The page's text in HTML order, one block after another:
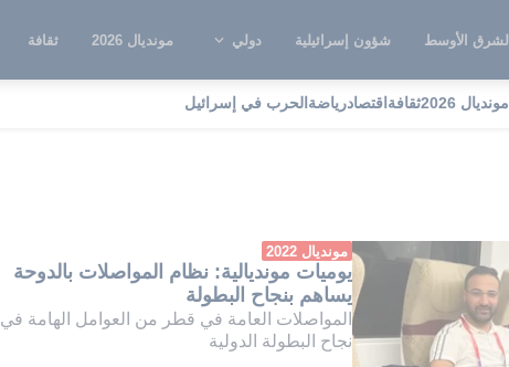
الشرق الأوسط شؤون إسرائيلية دولي مونديال 2026 ثقافة
مونديال 2026 ثقافة اقتصادرياضة الحرب في إسرائيل بطولة دولية
مونديال 2022
يوميات مونديالية: نظام المواصلات بالدوحة
يساهم بنجاح البطولة
المواصلات العامة في قطر من العوامل الهامة في
نجاح البطولة الدولية